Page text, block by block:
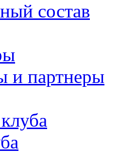
состав
и партнеры